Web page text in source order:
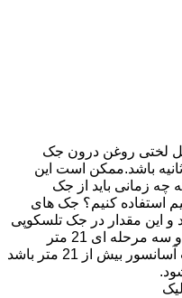
لختی روغن درون جک
باشد.ممکن است این
چه زمانی باید از جک
استفاده کنیم؟ جک های
کنند و این مقدار در جک تلسکوپی
تک مرحله ای 7 متر،دو مرحله ای 14 و سه مرحله ای 21 متر
است.در صورتی که ارتفاع محل نصب آسانسور بیش از 21 متر باشد